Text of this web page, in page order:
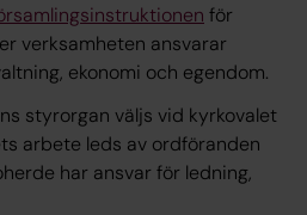
för
verksamheten ansvarar
ekonomi och egendom.
styrorgan väljs vid kyrkovalet
arbete leds av ordföranden
har ansvar för ledning,